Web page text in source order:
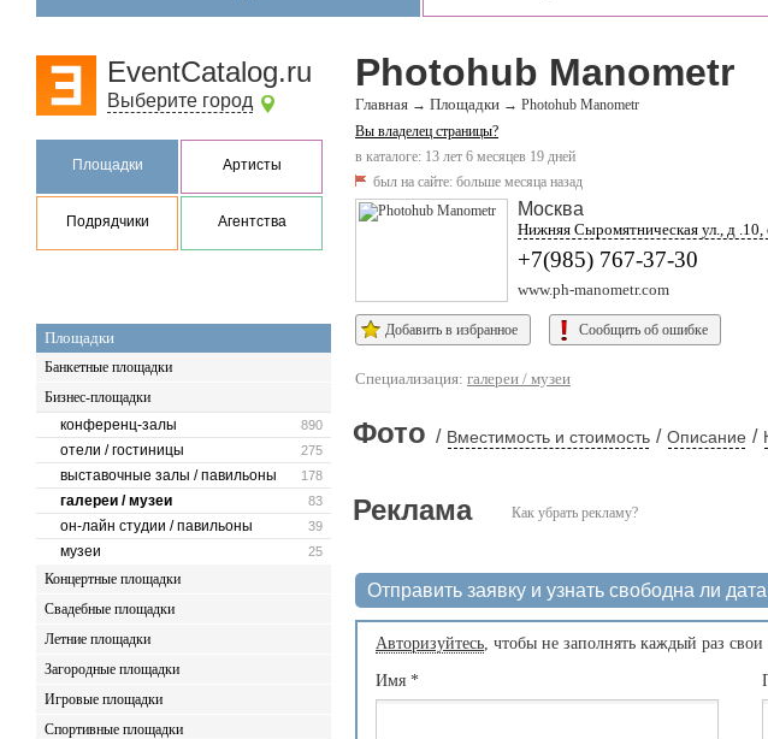
EventCatalog.ru
Выберите город
Площадки Артисты
Подрядчики Агентства
Площадки
Банкетные площадки
Бизнес-площадки
890
конференц-залы
275
отели / гостиницы
178
выставочные залы / павильоны
83
галереи / музеи
39
он-лайн студии / павильоны
25
музеи
Концертные площадки
Свадебные площадки
Летние площадки
Загородные площадки
Игровые площадки
Спортивные площадки
Photohub Manometr
Главная → Площадки → Photohub Manometr
Вы владелец страницы?
в каталоге: 13 лет 6 месяцев 19 дней
был на сайте: больше месяца назад
Москва
Нижняя Сыромятническая ул., д .10,
+7(985) 767-37-30
www.ph-manometr.com
Добавить в избранное Сообщить об ошибке
Специализация: галереи / музеи
Фото / Вместимость и стоимость / Описание /
Как убрать рекламу?
Реклама
Отправить заявку и узнать свободна ли дата
Авторизуйтесь, чтобы не заполнять каждый раз
Имя *